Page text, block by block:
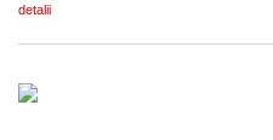
detalii